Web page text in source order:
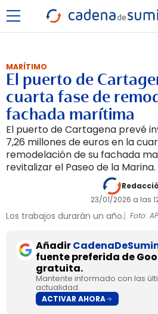
MARÍTIMO
El puerto de
cuarta fase de
fachada marítima
El puerto de Cartagena prevé
7,26 millones de euros en la
remodelación de su fachada
revitalizar el Paseo de la Marina.
23/01/2026 a las
Los trabajos durarán un año. Foto:
Añadir
fuente preferida de
gratuita.
Mantente informado con las
actualidad.
ACTIVAR AHORA